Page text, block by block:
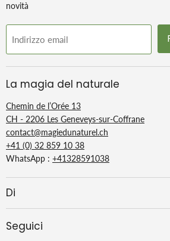
novità
Indirizzo email
La magia del naturale
Chemin de l’Orée 13
CH - 2206 Les Geneveys-sur-Coffrane
contact@magiedunaturel.ch
+41 (0) 32 859 10 38
WhatsApp : +41328591038
Di
Seguici